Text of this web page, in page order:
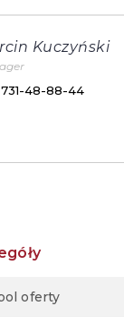
Kuczyński
48-88-44
oferty